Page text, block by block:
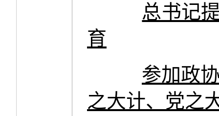
总书记
育
参加政
之大计、党之